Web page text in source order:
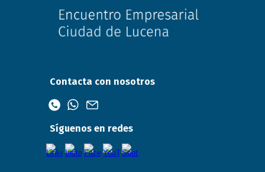
Contacta con nosotros
Síguenos en redes